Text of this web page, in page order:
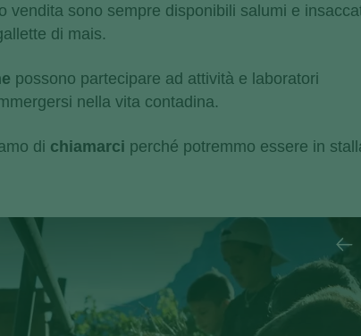
vendita sono sempre disponibili salumi e
di mais.
possono partecipare ad attività e laboratori
nella vita contadina.
di chiamarci perché potremmo essere in